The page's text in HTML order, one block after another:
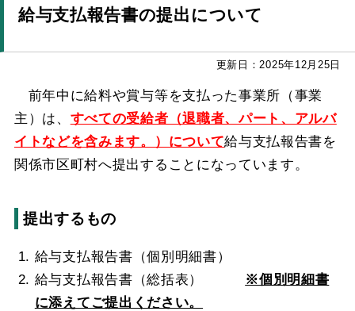
給与支払報告書の提出について
更新日：2025年12月25日
前年中に給料や賞与等を支払った事業所（事業
主）は、 すべての受給者（退職者、パート、アルバ
イトなどを含みます。）について給与支払報告書を
関係市区町村へ提出することになっています。
提出するもの
給与支払報告書（個別明細書）
給与支払報告書（総括表） ※個別明細書
に添えてご提出ください。